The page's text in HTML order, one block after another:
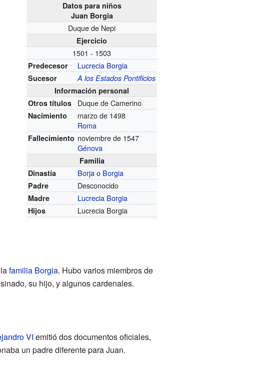
Datos para niños
Juan Borgia
Duque de Nepi
Ejercicio
1501 - 1503
Predecesor Lucrecia Borgia
Sucesor
A los Estados Pontificios
Información personal
Otros títulos
Duque de Camerino
Nacimiento
marzo de 1498
Roma
Fallecimiento noviembre de 1547
Génova
Familia
Dinastía
Borja o Borgia
Padre Desconocido
Madre Lucrecia Borgia
Hijos Lucrecia Borgia
familia Borgia. Hubo varios miembros de
su hijo, y algunos cardenales.
VI emitió dos documentos oficiales,
un padre diferente para Juan.